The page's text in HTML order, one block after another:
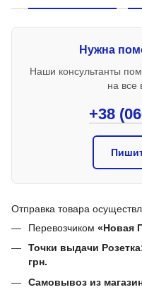
Нужна
Наши консультанты
на все
+38
Отправка товара
Перевозчиком «Новая
Точки выдачи
грн.
Самовывоз из